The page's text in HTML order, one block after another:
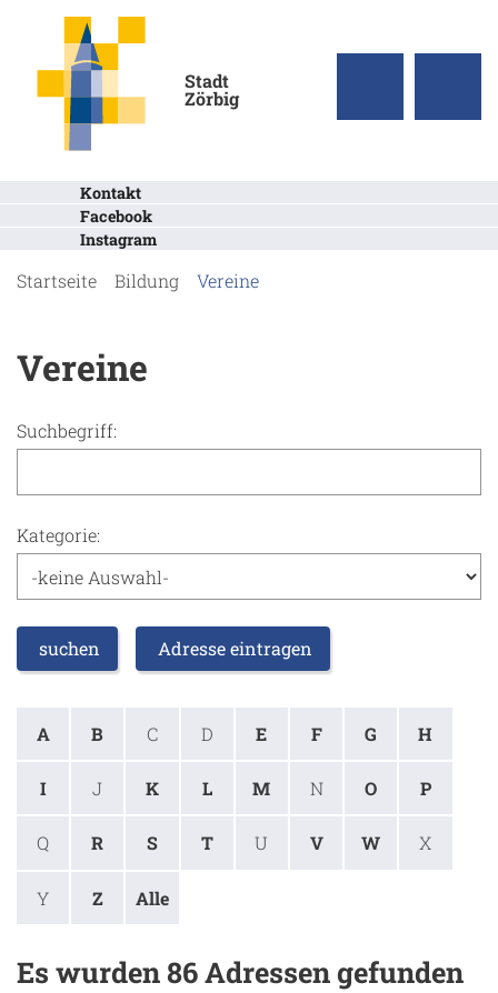
Stadt
Zörbig
Kontakt
Facebook
Instagram
Startseite Bildung Vereine
Vereine
Suchbegriff:
Kategorie:
suchen Adresse eintragen
A B C D E F G H
I J K L M N O P
Q R S T U V W X
Y Z Alle
Es wurden 86 Adressen gefunden